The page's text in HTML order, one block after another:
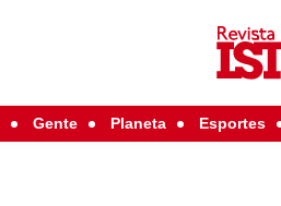
Gente Planeta Esportes